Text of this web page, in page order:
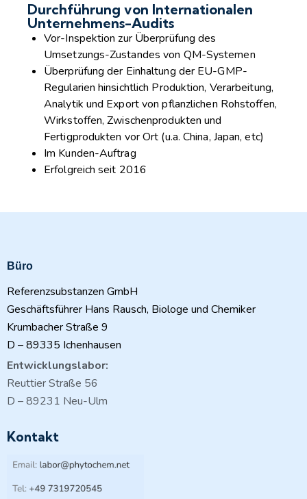
Durchführung von Internationalen
Unternehmens-Audits
Vor-Inspektion zur Überprüfung des
Umsetzungs-Zustandes von QM-Systemen
Überprüfung der Einhaltung der EU-GMP-
Regularien hinsichtlich Produktion, Verarbeitung,
Analytik und Export von pflanzlichen Rohstoffen,
Wirkstoffen, Zwischenprodukten und
Fertigprodukten vor Ort (u.a. China, Japan, etc)
Im Kunden-Auftrag
Erfolgreich seit 2016
Büro
Referenzsubstanzen GmbH
Geschäftsführer Hans Rausch, Biologe und Chemiker
Krumbacher Straße 9
D – 89335 Ichenhausen
Entwicklungslabor:
Reuttier Straße 56
D – 89231 Neu-Ulm
Kontakt